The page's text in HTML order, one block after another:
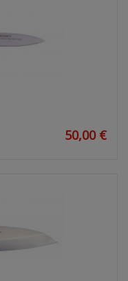
50,00 €